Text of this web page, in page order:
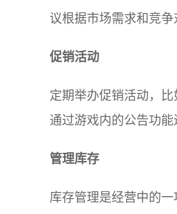
议根据市场需求和竞争
促销活动
定期举办促销活动，
通过游戏内的公告功能
管理库存
库存管理是经营中的